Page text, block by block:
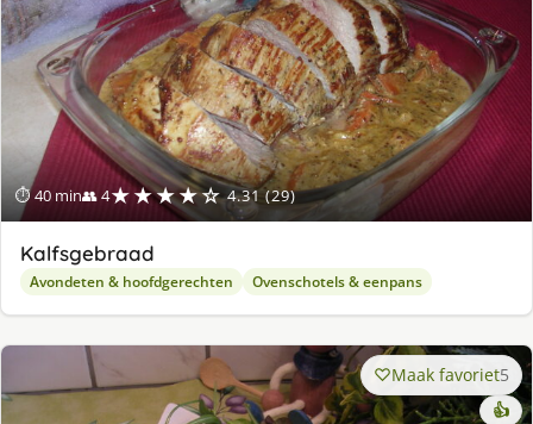
⏱ 40 min👥 4★★★★☆ 4.31 (29)
Kalfsgebraad
Avondeten & hoofdgerechten Ovenschotels & eenpans
Maak favoriet5
👍